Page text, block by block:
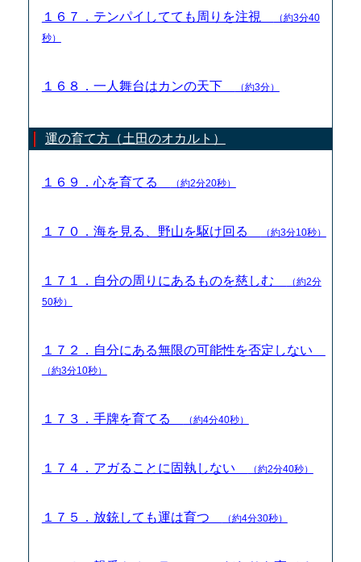
１６７．テンパイしてても周りを注視
（約3分40
秒）
１６８．一人舞台はカンの天下 （約3分）
運の育て方（土田のオカルト）
１６９．心を育てる （約2分20秒）
１７０．海を見る、野山を駆け回る （約3分10秒）
１７１．自分の周りにあるものを慈しむ
（約2分
50秒）
１７２．自分にある無限の可能性を否定しない
（約3分10秒）
１７３．手牌を育てる （約4分40秒）
１７４．アガることに固執しない （約2分40秒）
１７５．放銃しても運は育つ （約4分30秒）